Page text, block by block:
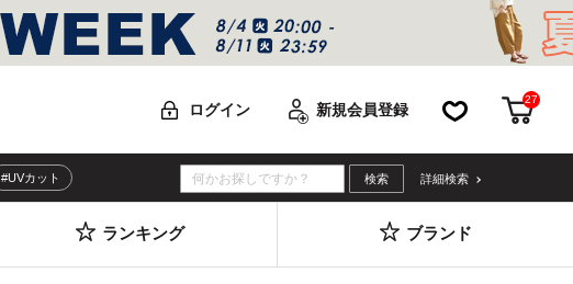
ログイン 新規会員登録 お気に入りカート
27
#UVカット 詳細検索
ランキング ブランド